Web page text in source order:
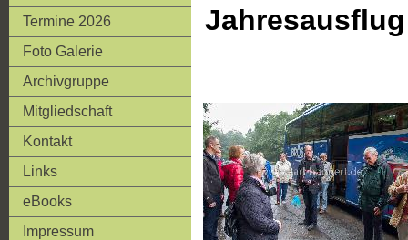
Termine 2026
Foto Galerie
Archivgruppe
Mitgliedschaft
Kontakt
Links
eBooks
Impressum